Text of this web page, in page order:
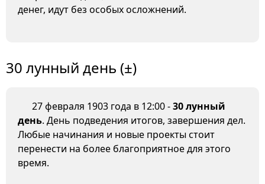
денег, идут без особых осложнений.
30 лунный день (±)
27 февраля 1903 года в 12:00 -30 лунный
день. День подведения итогов, завершения дел.
Любые начинания и новые проекты стоит
перенести на более благоприятное для этого
время.